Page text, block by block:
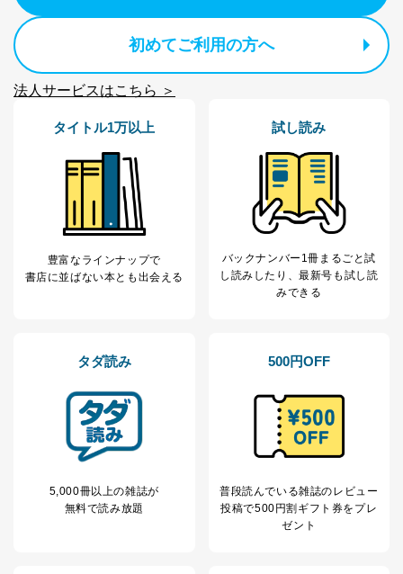
トに登録された方
処、オペレーター教育など応対品
質向上のため
その他当社のプライバシーポリシ
ー等にて公表する利用目的達成の
※上記の利用目的のうちNo.1～5については保有個人デ
開示等のご請求に対応させていただきます。
なお、6、7については、パートナー（提携企業）様又は
各SNS運営会社様にご請求いただきますようお願い致し
当社は、取得した個人情報を適切に管理し､あらかじめ
本人の同意を得ることなく第三者に提供することはあり
人の生命､身体または財産の保護のために必要がある
き。
公衆衛生の向上または児童の健全な育成の推進のため
に特に必要がある場合であって、本人の同意を得るこ
とが困難である場合。
国の機関もしくは地方公共団体またはその委託を受け
する必要がある場合であって、本人の同意を得ること
により当該事務の遂行に支障を及ぼすおそれがあると
初めてご利用の方へ
法人サービスはこちら ＞
タイトル1万以上
豊富なラインナップで
書店に並ばない本とも出会える
試し読み
バックナンバー1冊まるごと試
し読み したり、最新号も試し読
みできる
タダ読み
5,000冊以上の雑誌が
無料で読み放題
500円OFF
普段読んでいる雑誌のレビュー
投稿で500円割ギフト券をプレ
ゼント